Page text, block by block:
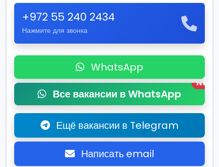
+972 55 240 2434
Нажмите для звонка
WhatsApp
Все вакансии в WhatsApp
New
Ещё вакансии в Telegram
Написать email